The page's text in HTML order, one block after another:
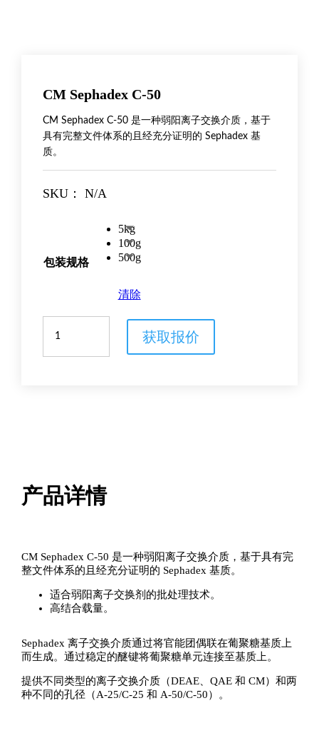
CM Sephadex C-50
CM Sephadex C-50 是一种弱阳离子交换介质，基于
具有完整文件体系的且经充分证明的 Sephadex 基
质。
SKU： N/A
包装规格
5kg
100g
500g
清除
Sephadex
获取报价
产品详情
CM Sephadex C-50 是一种弱阳离子交换介质，基于具有完
整文件体系的且经充分证明的 Sephadex 基质。
适合弱阳离子交换剂的批处理技术。
高结合载量。
Sephadex 离子交换介质通过将官能团偶联在葡聚糖基质上
而生成。通过稳定的醚键将葡聚糖单元连接至基质上。
提供不同类型的离子交换介质（DEAE、QAE 和 CM）和两
种不同的孔径（A-25/C-25 和 A-50/C-50）。